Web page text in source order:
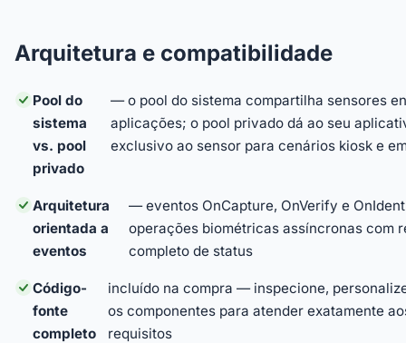
Arquitetura e compatibilidade
Pool do
sistema
vs. pool
privado
— o pool do sistema compartilha sensores
aplicações; o pool privado dá ao seu
exclusivo ao sensor para cenários kiosk e
Arquitetura
orientada a
eventos
— eventos OnCapture, OnVerify e
operações biométricas assíncronas com
completo de status
Código-
fonte
completo
incluído na compra — inspecione,
os componentes para atender exatamente
requisitos